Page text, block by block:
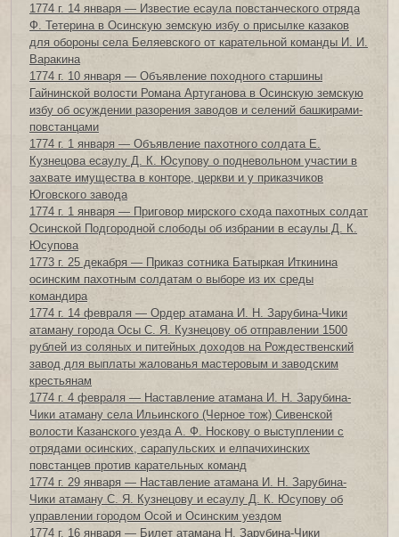
1774 г. 14 января — Известие есаула повстанческого отряда
Ф. Тетерина в Осинскую земскую избу о присылке казаков
для обороны села Беляевского от карательной команды И. И.
Варакина
1774 г. 10 января — Объявление походного старшины
Гайнинской волости Романа Артуганова в Осинскую земскую
избу об осуждении разорения заводов и селений башкирами-
повстанцами
1774 г. 1 января — Объявление пахотного солдата Е.
Кузнецова есаулу Д. К. Юсупову о подневольном участии в
захвате имущества в конторе, церкви и у приказчиков
Юговского завода
1774 г. 1 января — Приговор мирского схода пахотных солдат
Осинской Подгородной слободы об избрании в есаулы Д. К.
Юсупова
1773 г. 25 декабря — Приказ сотника Батыркая Иткинина
осинским пахотным солдатам о выборе из их среды
командира
1774 г. 14 февраля — Ордер атамана И. Н. Зарубина-Чики
атаману города Осы С. Я. Кузнецову об отправлении 1500
рублей из соляных и питейных доходов на Рождественский
завод для выплаты жалованья мастеровым и заводским
крестьянам
1774 г. 4 февраля — Наставление атамана И. Н. Зарубина-
Чики атаману села Ильинского (Черное тож) Сивенской
волости Казанского уезда А. Ф. Носкову о выступлении с
отрядами осинских, сарапульских и елпачихинских
повстанцев против карательных команд
1774 г. 29 января — Наставление атамана И. Н. Зарубина-
Чики атаману С. Я. Кузнецову и есаулу Д. К. Юсупову об
управлении городом Осой и Осинским уездом
1774 г. 16 января — Билет атамана Н. Зарубина-Чики